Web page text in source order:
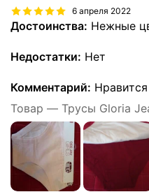
6 апреля 2022
Достоинства: Нежные
Недостатки: Нет
Комментарий:
Товар — Трусы Gloria